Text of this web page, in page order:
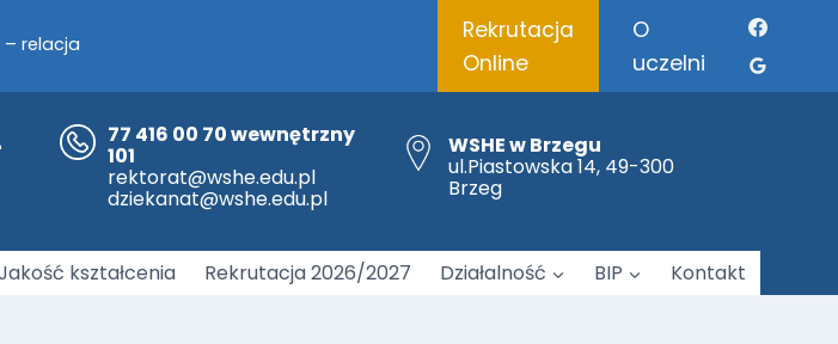
– relacja
z opolską Policją.
Rekrutacja
Online
O
uczelni
77 416 00 70 wewnętrzny
101
rektorat@wshe.edu.pl
dziekanat@wshe.edu.pl
WSHE w Brzegu
ul.Piastowska 14, 49-300
Brzeg
kształcenia Rekrutacja 2026/2027 Działalność BIP Kontakt